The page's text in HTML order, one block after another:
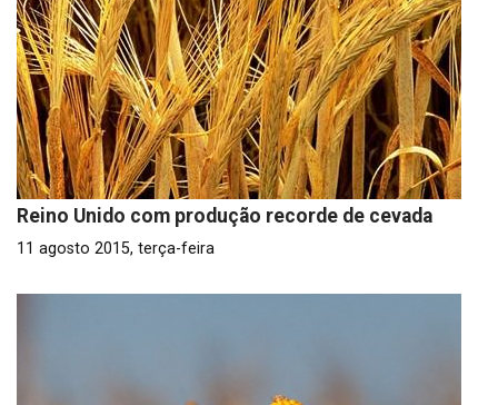
Reino Unido com produção recorde de cevada
11 agosto 2015, terça-feira